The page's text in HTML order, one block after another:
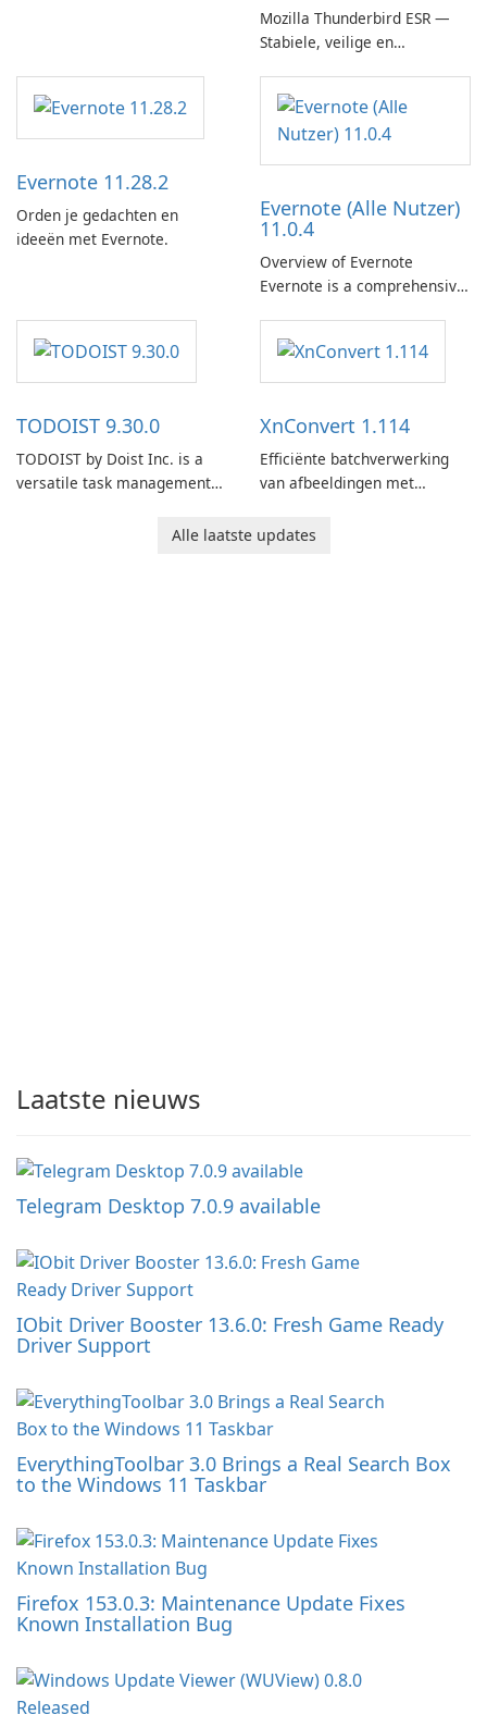
Mozilla Thunderbird ESR —
Stabiele, veilige en
Evernote 11.28.2
Orden je gedachten en
ideeën met Evernote.
Evernote (Alle Nutzer)
11.0.4
Overview of Evernote
Evernote is a comprehensive
software designed to help
users capture, organize, and
access information across
TODOIST 9.30.0
TODOIST by Doist Inc. is a
versatile task management
XnConvert 1.114
Efficiënte batchverwerking
van afbeeldingen met
Alle laatste updates
Laatste nieuws
Telegram Desktop 7.0.9 available
IObit Driver Booster 13.6.0: Fresh Game Ready
Driver Support
EverythingToolbar 3.0 Brings a Real Search Box
to the Windows 11 Taskbar
Firefox 153.0.3: Maintenance Update Fixes
Known Installation Bug